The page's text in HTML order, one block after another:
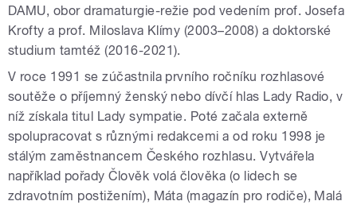
DAMU, obor dramaturgie-režie pod vedením prof. Josefa
Krofty a prof. Miloslava Klímy (2003–2008) a doktorské
studium tamtéž (2016-2021).
V roce 1991 se zúčastnila prvního ročníku rozhlasové
soutěže o příjemný ženský nebo dívčí hlas Lady Radio, v
níž získala titul Lady sympatie. Poté začala externě
spolupracovat s různými redakcemi a od roku 1998 je
stálým zaměstnancem Českého rozhlasu. Vytvářela
například pořady Člověk volá člověka (o lidech se
zdravotním postižením), Máta (magazín pro rodiče), Malá